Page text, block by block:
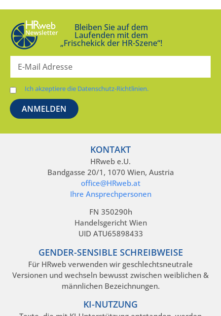
Bleiben Sie auf dem
Laufenden mit dem
„Frischekick der HR-Szene“!
Ich akzeptiere die Datenschutz-Richtlinien.
KONTAKT
HRweb e.U.
Bandgasse 20/1, 1070 Wien, Austria
office@HRweb.at
Ihre Ansprechpersonen
FN 350290h
Handelsgericht Wien
UID ATU65898433
GENDER-SENSIBLE SCHREIBWEISE
Für HRweb verwenden wir geschlechtsneutrale
Versionen und wechseln bewusst zwischen weiblichen &
männlichen Bezeichnungen.
KI-NUTZUNG